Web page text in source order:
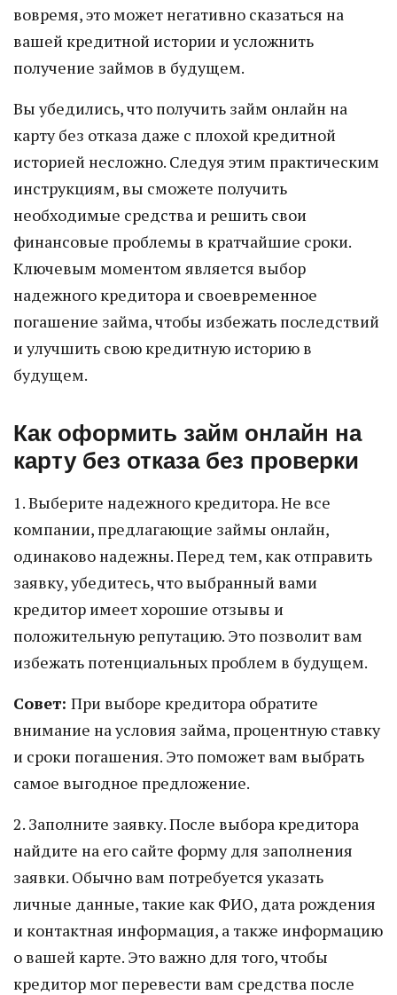
вовремя, это может негативно сказаться на
вашей кредитной истории и усложнить
получение займов в будущем.
Вы убедились, что получить займ онлайн на
карту без отказа даже с плохой кредитной
историей несложно. Следуя этим практическим
инструкциям, вы сможете получить
необходимые средства и решить свои
финансовые проблемы в кратчайшие сроки.
Ключевым моментом является выбор
надежного кредитора и своевременное
погашение займа, чтобы избежать последствий
и улучшить свою кредитную историю в
будущем.
Как оформить займ онлайн на
карту без отказа без проверки
1. Выберите надежного кредитора. Не все
компании, предлагающие займы онлайн,
одинаково надежны. Перед тем, как отправить
заявку, убедитесь, что выбранный вами
кредитор имеет хорошие отзывы и
положительную репутацию. Это позволит вам
избежать потенциальных проблем в будущем.
Совет: При выборе кредитора обратите
внимание на условия займа, процентную ставку
и сроки погашения. Это поможет вам выбрать
самое выгодное предложение.
2. Заполните заявку. После выбора кредитора
найдите на его сайте форму для заполнения
заявки. Обычно вам потребуется указать
личные данные, такие как ФИО, дата рождения
и контактная информация, а также информацию
о вашей карте. Это важно для того, чтобы
кредитор мог перевести вам средства после